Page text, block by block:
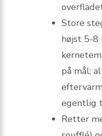
Store
højst 5-
på mål;
egentlig
Retter